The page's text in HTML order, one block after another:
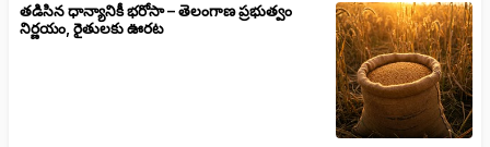
తడిసిన ధాన్యానికీ భరోసా – తెలంగాణ ప్రభుత్వం
నిర్ణయం, రైతులకు ఊరట